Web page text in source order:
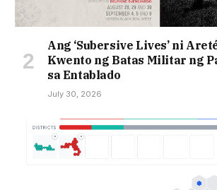
Ang ‘Subersive Lives’ ni
Kwento ng Batas Militar ng
sa Entablado
July 30, 2026